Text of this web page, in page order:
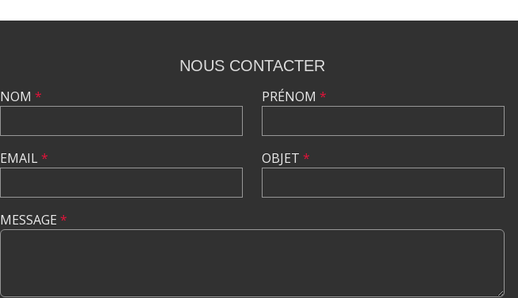
NOUS CONTACTER
NOM *
EMAIL*
PRÉNOM *
OBJET *
MESSAGE *